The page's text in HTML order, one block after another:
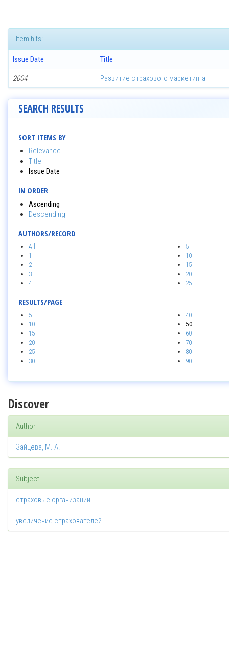
Item hits:
Issue Date Title
2004 Развитие страхового маркетинга
SEARCH RESULTS
SORT ITEMS BY
Relevance
Title
Issue Date
IN ORDER
Ascending
Descending
AUTHORS/RECORD
All
1
2
3
4
5
10
15
20
25
RESULTS/PAGE
5
10
15
20
25
30
40
50
60
70
80
90
Discover
Author
Зайцева, М. А.
Subject
страховые организации
увеличение страхователей